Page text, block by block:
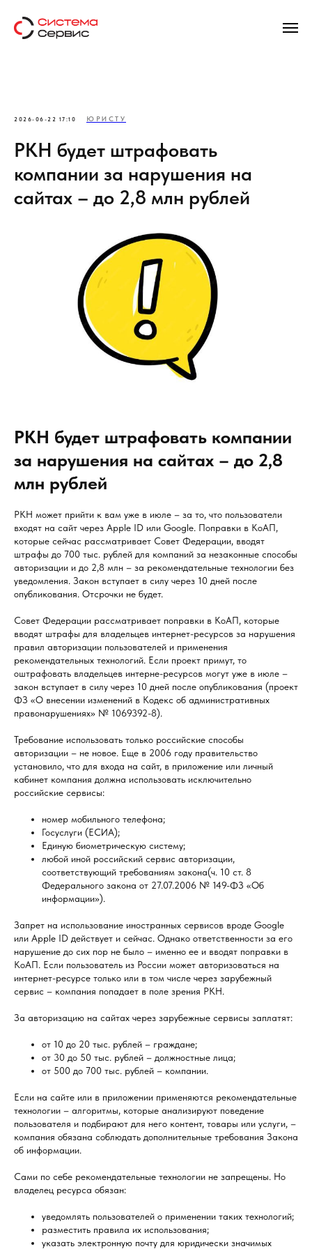
2026-06-22 17:10 ЮРИСТУ
РКН будет штрафовать
компании за нарушения на
сайтах – до 2,8 млн рублей
РКН будет штрафовать компании
за нарушения на сайтах – до 2,8
млн рублей
РКН может прийти к вам уже в июле – за то, что пользователи
входят на сайт через Apple ID или Google. Поправки в КоАП,
которые сейчас рассматривает Совет Федерации, вводят
штрафы до 700 тыс. рублей для компаний за незаконные способы
авторизации и до 2,8 млн – за рекомендательные технологии без
уведомления. Закон вступает в силу через 10 дней после
опубликования. Отсрочки не будет.
Совет Федерации рассматривает поправки в КоАП, которые
вводят штрафы для владельцев интернет-ресурсов за нарушения
правил авторизации пользователей и применения
рекомендательных технологий. Если проект примут, то
оштрафовать владельцев интерне-ресурсов могут уже в июле –
закон вступает в силу через 10 дней после опубликования (проект
ФЗ «О внесении изменений в Кодекс об административных
правонарушениях» № 1069392-8).
Требование использовать только российские способы
авторизации – не новое. Еще в 2006 году правительство
установило, что для входа на сайт, в приложение или личный
кабинет компания должна использовать исключительно
российские сервисы:
номер мобильного телефона;
Госуслуги (ЕСИА);
Единую биометрическую систему;
любой иной российский сервис авторизации,
соответствующий требованиям закона(ч. 10 ст. 8
Федерального закона от 27.07.2006 № 149-ФЗ «Об
информации»).
Запрет на использование иностранных сервисов вроде Google
или Apple ID действует и сейчас. Однако ответственности за его
нарушение до сих пор не было – именно ее и вводят поправки в
КоАП. Если пользователь из России может авторизоваться на
интернет-ресурсе только или в том числе через зарубежный
сервис – компания попадает в поле зрения РКН.
За авторизацию на сайтах через зарубежные сервисы заплатят:
от 10 до 20 тыс. рублей – граждане;
от 30 до 50 тыс. рублей – должностные лица;
от 500 до 700 тыс. рублей – компании.
Если на сайте или в приложении применяются рекомендательные
технологии – алгоритмы, которые анализируют поведение
пользователя и подбирают для него контент, товары или услуги, –
компания обязана соблюдать дополнительные требования Закона
об информации.
Сами по себе рекомендательные технологии не запрещены. Но
владелец ресурса обязан:
уведомлять пользователей о применении таких технологий;
разместить правила их использования;
указать электронную почту для юридически значимых